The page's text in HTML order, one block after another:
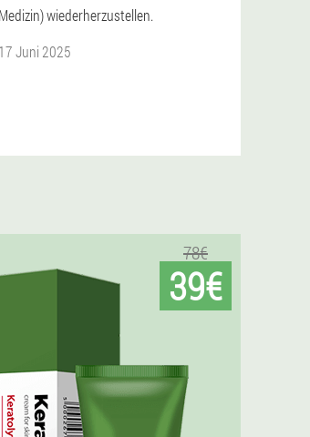
Medizin) wiederherzustellen.
17 Juni 2025
78€
39€